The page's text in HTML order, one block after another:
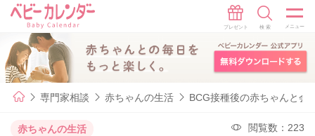
専門家相談 赤ちゃんの生活 BCG接種後の赤ちゃんと会
赤ちゃんの生活 閲覧数：223